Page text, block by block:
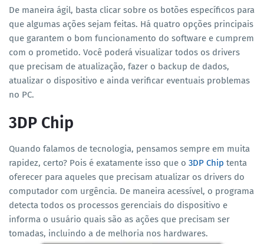
De maneira ágil, basta clicar sobre os botões específicos para
que algumas ações sejam feitas. Há quatro opções principais
que garantem o bom funcionamento do software e cumprem
com o prometido. Você poderá visualizar todos os drivers
que precisam de atualização, fazer o backup de dados,
atualizar o dispositivo e ainda verificar eventuais problemas
no PC.
3DP Chip
Quando falamos de tecnologia, pensamos sempre em muita
rapidez, certo? Pois é exatamente isso que o 3DP Chip tenta
oferecer para aqueles que precisam atualizar os drivers do
computador com urgência. De maneira acessível, o programa
detecta todos os processos gerenciais do dispositivo e
informa o usuário quais são as ações que precisam ser
tomadas, incluindo a de melhoria nos hardwares.